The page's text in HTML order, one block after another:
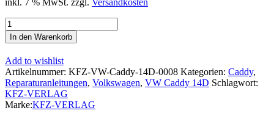
inkl. 7 % MwSt. zzgl. Versandkosten
VW
Caddy
14D
1983-
1995
4-
Zyl.
Dieselmotor
Mechanik
In den Warenkorb
Add to wishlist
Artikelnummer: KFZ-VW-Caddy-14D-0008 Kategorien: Caddy,
Reparaturanleitungen, Volkswagen, VW Caddy 14D Schlagwort:
KFZ-VERLAG
Marke:KFZ-VERLAG